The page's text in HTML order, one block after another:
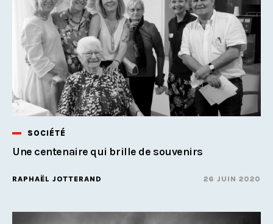
SOCIÉTÉ
Une centenaire qui brille de souvenirs
RAPHAËL JOTTERAND 26 JUIN 2020